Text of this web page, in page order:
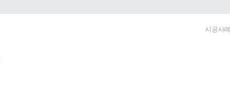
시공사례